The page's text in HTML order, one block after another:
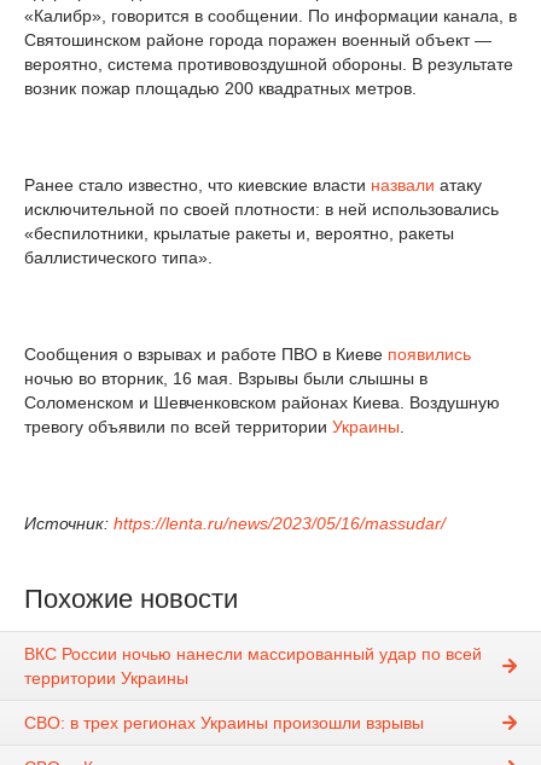
«Калибр», говорится в сообщении. По информации канала, в
Святошинском районе города поражен военный объект —
вероятно, система противовоздушной обороны. В результате
возник пожар площадью 200 квадратных метров.
Ранее стало известно, что киевские власти назвали атаку
исключительной по своей плотности: в ней использовались
«беспилотники, крылатые ракеты и, вероятно, ракеты
баллистического типа».
Сообщения о взрывах и работе ПВО в Киеве появились
ночью во вторник, 16 мая. Взрывы были слышны в
Соломенском и Шевченковском районах Киева. Воздушную
тревогу объявили по всей территории Украины
Источник: https://lenta.ru/news/2023/05/16/massudar/
Похожие новости
ВКС России ночью нанесли массированный удар по всей
территории Украины
СВО: в трех регионах Украины произошли взрывы